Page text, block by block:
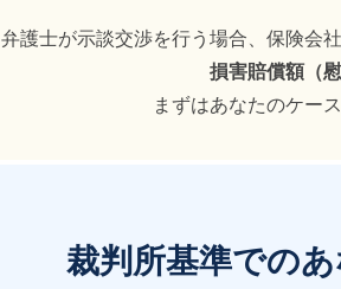
弁護士が示談交渉を行う場合、保険会
損害賠償額（
まずはあなたのケー
裁判所基準での